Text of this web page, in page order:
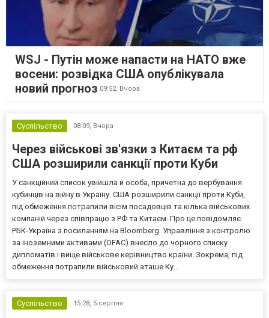
WSJ - Путін може напасти на НАТО вже
восени: розвідка США опублікувала
новий прогноз 09:52, Вчора
Суспільство 08:09, Вчора
Через військові зв'язки з Китаєм та рф
США розширили санкції проти Куби
У санкційний список увійшла й особа, причетна до вербування
кубинців на війну в Україну. США розширили санкції проти Куби,
під обмеження потрапили вісім посадовців та кілька військових
компаній через співпрацю з РФ та Китаєм. Про це повідомляє
РБК-Україна з посиланням на Bloomberg. Управління з контролю
за іноземними активами (OFAC) внесло до чорного списку
дипломатів і вище військове керівництво країни. Зокрема, під
обмеження потрапили військовий аташе Ку...
Суспільство 15:28, 5 серпня